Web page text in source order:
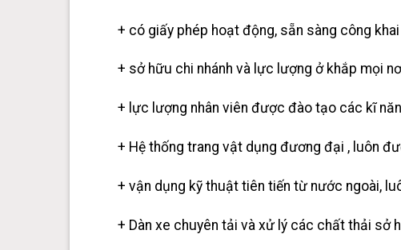
+ có giấy phép hoạt động, sẵn sàng công
+ sở hữu chi nhánh và lực lượng ở khắp mọi
+ lực lượng nhân viên được đào tạo các kĩ
+ Hệ thống trang vật dụng đương đại , luôn
+ vận dụng kỹ thuật tiên tiến từ nước ngoài,
+ Dàn xe chuyên tải và xử lý các chất thải sở